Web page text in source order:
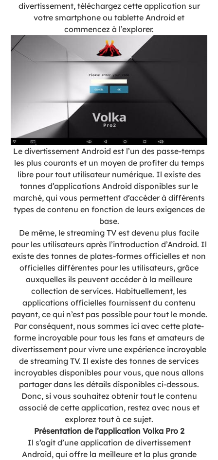
divertissement, téléchargez cette application sur
votre smartphone ou tablette Android et
commencez à l’explorer.
Le divertissement Android est l’un des passe-temps
les plus courants et un moyen de profiter du temps
libre pour tout utilisateur numérique. Il existe des
tonnes d’applications Android disponibles sur le
marché, qui vous permettent d’accéder à différents
types de contenu en fonction de leurs exigences de
base.
De même, le streaming TV est devenu plus facile
pour les utilisateurs après l’introduction d’Android. Il
existe des tonnes de plates-formes officielles et non
officielles différentes pour les utilisateurs, grâce
auxquelles ils peuvent accéder à la meilleure
collection de services. Habituellement, les
applications officielles fournissent du contenu
payant, ce qui n’est pas possible pour tout le monde.
Par conséquent, nous sommes ici avec cette plate-
forme incroyable pour tous les fans et amateurs de
divertissement pour vivre une expérience incroyable
de streaming TV. Il existe des tonnes de services
incroyables disponibles pour vous, que nous allons
partager dans les détails disponibles ci-dessous.
Donc, si vous souhaitez obtenir tout le contenu
associé de cette application, restez avec nous et
explorez tout à ce sujet.
Présentation de l’application Volka Pro 2
Il s’agit d’une application de divertissement
Android, qui offre la meilleure et la plus grande